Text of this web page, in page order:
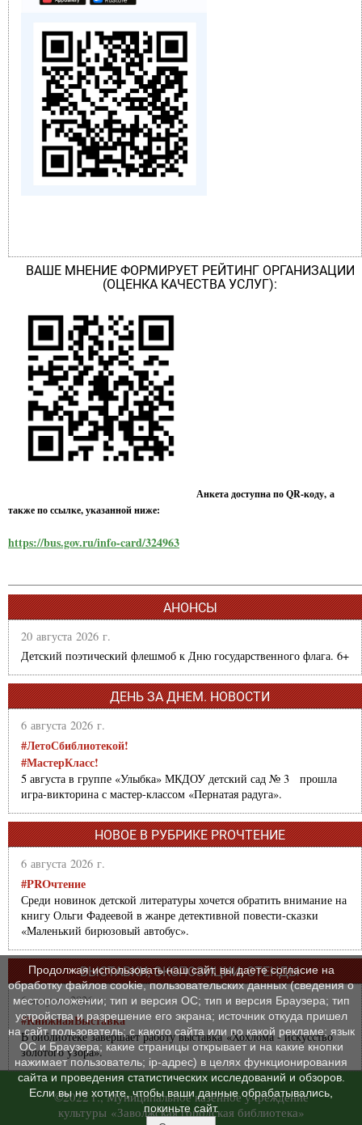
ВАШЕ МНЕНИЕ ФОРМИРУЕТ РЕЙТИНГ ОРГАНИЗАЦИИ
(ОЦЕНКА КАЧЕСТВА УСЛУГ):
Анкета доступна по QR-коду, а
также по ссылке, указанной ниже:
https://bus.gov.ru/info-card/324963
АНОНСЫ
20 августа 2026 г.
Детский поэтический флешмоб к Дню государственного флага. 6+
ДЕНЬ ЗА ДНЕМ. НОВОСТИ
6 августа 2026 г.
#ЛетоСбиблиотекой!
#МастерКласс!
5 августа в группе «Улыбка» МКДОУ детский сад № 3 прошла
игра-викторина с мастер-классом «Пернатая радуга».
НОВОЕ В РУБРИКЕ PROЧТЕНИЕ
6 августа 2026 г.
#PROчтение
Среди новинок детской литературы хочется обратить внимание на
книгу Ольги Фадеевой в жанре детективной повести-сказки
«Маленький бирюзовый автобус».
ВЫСТАВКИ, ЭКСПОЗИЦИИ, СТЕНДЫ
6 августа 2026 г.
#КнижнаяВыставка
В библиотеке завершает работу выставка «Хохлома - искусство
золотого узора».
©2022 г., Муниципальное казенное учреждение
культуры «Заволжская городская библиотека»
Продолжая использовать наш сайт, вы даете согласие на
обработку файлов cookie, пользовательских данных (сведения о
местоположении; тип и версия ОС; тип и версия Браузера; тип
устройства и разрешение его экрана; источник откуда пришел
на сайт пользователь; с какого сайта или по какой рекламе; язык
ОС и Браузера; какие страницы открывает и на какие кнопки
нажимает пользователь; ip-адрес) в целях функционирования
сайта и проведения статистических исследований и обзоров.
Если вы не хотите, чтобы ваши данные обрабатывались,
покиньте сайт.